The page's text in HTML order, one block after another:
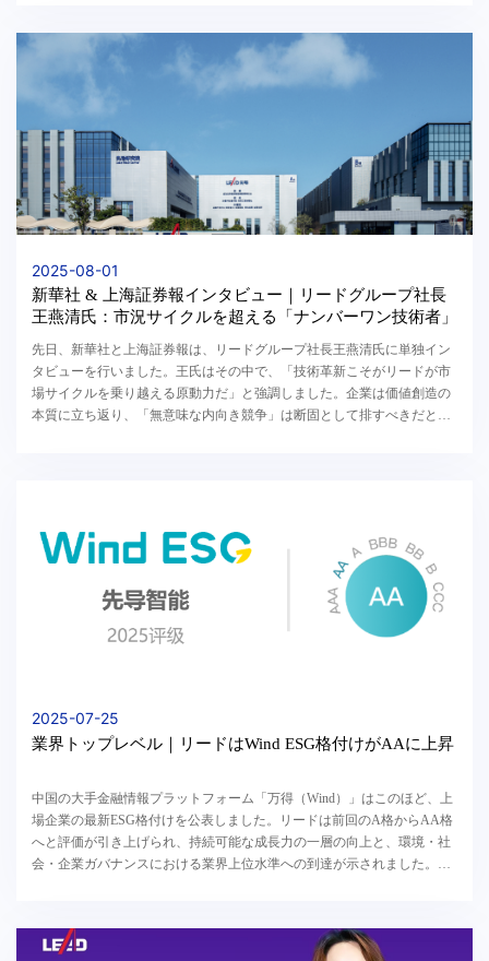
2025-08-01
新華社 & 上海証券報インタビュー｜リードグループ社長
王燕清氏：市況サイクルを超える「ナンバーワン技術者」
先日、新華社と上海証券報は、リードグループ社長王燕清氏に単独イン
タビューを行いました。王氏はその中で、「技術革新こそがリードが市
場サイクルを乗り越える原動力だ」と強調しました。企業は価値創造の
本質に立ち返り、「無意味な内向き競争」は断固として排すべきだと語
2025-07-25
業界トップレベル｜リードはWind ESG格付けがAAに上昇
中国の大手金融情報プラットフォーム「万得（Wind）」はこのほど、上
場企業の最新ESG格付けを公表しました。リードは前回のA格からAA格
へと評価が引き上げられ、持続可能な成長力の一層の向上と、環境・社
会・企業ガバナンスにおける業界上位水準への到達が示されました。